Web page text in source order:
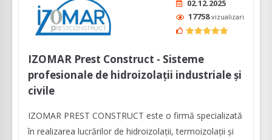
02.12.2025
17758vizualizari
IZOMAR Prest Construct - Sisteme
profesionale de hidroizolații industriale și
civile
IZOMAR PREST CONSTRUCT este o firmă specializată
în realizarea lucrărilor de hidroizolaţii, termoizolaţii şi